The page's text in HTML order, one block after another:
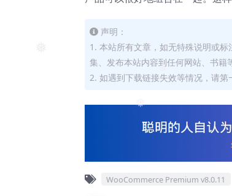
❅
声明：
1. 本站所有文章，如无特殊说明或
集、发布本站内容到任何网站、书籍
2. 如遇到下载链接失效等情况，请第
WooCommerce Premium v​​8.0.11